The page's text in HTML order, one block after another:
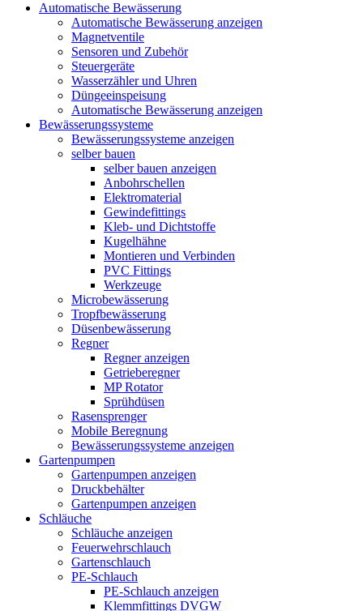
Automatische Bewässerung
Automatische Bewässerung anzeigen
Magnetventile
Sensoren und Zubehör
Steuergeräte
Wasserzähler und Uhren
Düngeeinspeisung
Automatische Bewässerung anzeigen
Bewässerungssysteme
Bewässerungssysteme anzeigen
selber bauen
selber bauen anzeigen
Anbohrschellen
Elektromaterial
Gewindefittings
Kleb- und Dichtstoffe
Kugelhähne
Montieren und Verbinden
PVC Fittings
Werkzeuge
Microbewässerung
Tropfbewässerung
Düsenbewässerung
Regner
Regner anzeigen
Getrieberegner
MP Rotator
Sprühdüsen
Rasensprenger
Mobile Beregnung
Bewässerungssysteme anzeigen
Gartenpumpen
Gartenpumpen anzeigen
Druckbehälter
Gartenpumpen anzeigen
Schläuche
Schläuche anzeigen
Feuerwehrschlauch
Gartenschlauch
PE-Schlauch
PE-Schlauch anzeigen
Klemmfittings DVGW